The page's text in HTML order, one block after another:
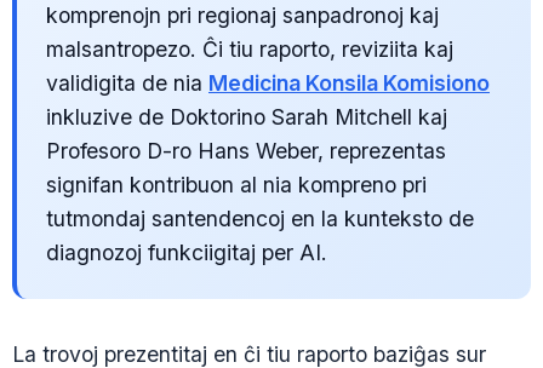
komprenojn pri regionaj sanpadronoj kaj
malsantropezo. Ĉi tiu raporto, reviziita kaj
validigita de nia Medicina Konsila Komisiono
inkluzive de Doktorino Sarah Mitchell kaj
Profesoro D-ro Hans Weber, reprezentas
signifan kontribuon al nia kompreno pri
tutmondaj santendencoj en la kunteksto de
diagnozoj funkciigitaj per AI.
La trovoj prezentitaj en ĉi tiu raporto baziĝas sur